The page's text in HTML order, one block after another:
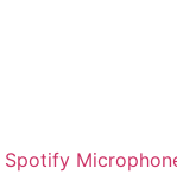
Spotify